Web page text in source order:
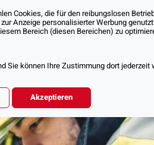
Jobs & Karriere
Cookies, die für den reibungslosen
Anzeige personalisierter Werbung
Bereich (diesen Bereichen) zu
können Ihre Zustimmung dort jederzeit
Akzeptieren